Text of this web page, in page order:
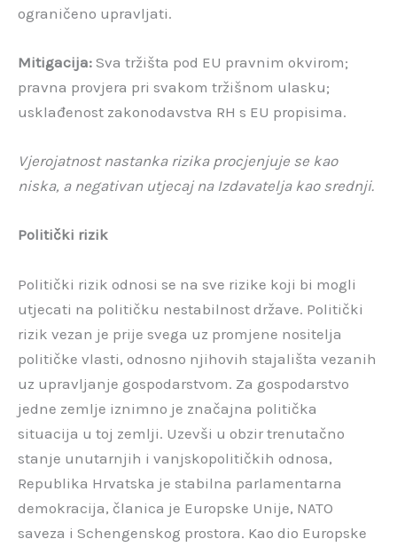
ograničeno upravljati.
Mitigacija: Sva tržišta pod EU pravnim okvirom;
pravna provjera pri svakom tržišnom ulasku;
usklađenost zakonodavstva RH s EU propisima.
Vjerojatnost nastanka rizika procjenjuje se kao
niska, a negativan utjecaj na Izdavatelja kao srednji.
Politički rizik
Politički rizik odnosi se na sve rizike koji bi mogli
utjecati na političku nestabilnost države. Politički
rizik vezan je prije svega uz promjene nositelja
političke vlasti, odnosno njihovih stajališta vezanih
uz upravljanje gospodarstvom. Za gospodarstvo
jedne zemlje iznimno je značajna politička
situacija u toj zemlji. Uzevši u obzir trenutačno
stanje unutarnjih i vanjskopolitičkih odnosa,
Republika Hrvatska je stabilna parlamentarna
demokracija, članica je Europske Unije, NATO
saveza i Schengenskog prostora. Kao dio Europske